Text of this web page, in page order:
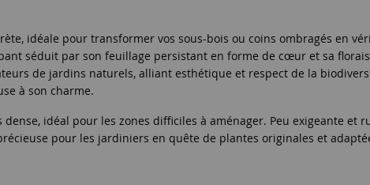
idéale pour transformer vos sous-bois ou coins ombragés en
séduit par son feuillage persistant en forme de cœur et sa
de jardins naturels, alliant esthétique et respect de la
à son charme.
idéal pour les zones difficiles à aménager. Peu exigeante
pour les jardiniers en quête de plantes originales et